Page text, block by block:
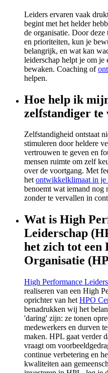
Leiders ervaren vaak
begint met het helder
de organisatie. Door deze
en prioriteiten, kun je
belangrijk, en wat kan
leiderschap helpt je om je
bewaken. Coaching of
helpen.
Hoe help ik
zelfstandiger te
Zelfstandigheid ontstaat
stimuleren door heldere
vertrouwen te geven en
mensen ruimte om zelf
over de voortgang. Met
hetontwikkelklimaat in je
benoemt wat iemand nog
zonder te vervallen in
Wat is High
Leiderschap
het zich tot een
Organisatie
High Performance
realiseren van een High
oprichter van het HPO
benadrukken wij het
'daring' zijn: ze tonen
medewerkers en durven
maken. HPL gaat verder
vraagt om
continue verbetering en
kwaliteiten aan